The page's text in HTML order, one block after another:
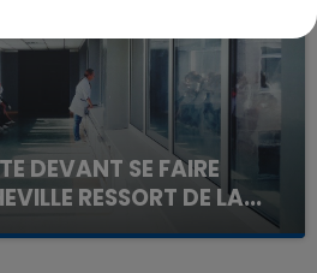
DEVANT SE FAIRE
RESSORT DE LA...
contre la clinique qui a